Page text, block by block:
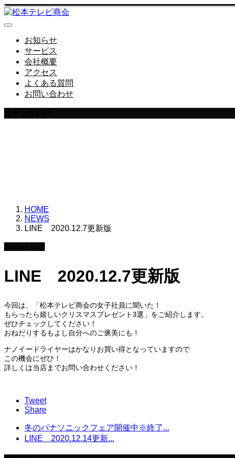
お知らせ
サービス
会社概要
アクセス
よくある質問
お問い合わせ
HOME
NEWS
LINE 2020.12.7更新版
LINE 2020.12.7更新版
今回は、「松本テレビ商会の女子社員に聞いた！
もらったら嬉しいクリスマスプレゼント3選」をご紹介します。
ぜひチェックしてください！
おねだりするもよし自分へのご褒美にも！
ナノイードライヤーはかなりお買い得となっていますので
この機会にぜひ！
詳しくは当店までお問い合わせください！
Tweet
Share
冬のパナソニックフェア開催中※終了...
LINE 2020.12.14更新...